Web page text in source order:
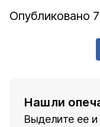
Опубликовано
Нашли
Выделите ее